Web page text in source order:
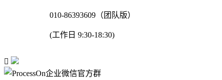
010-86393609（团队版）
(工作日 9:30-18:30)
